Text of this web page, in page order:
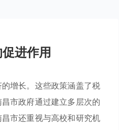
进作用
增长。这些政策涵盖了税
市政府通过建立多层次的
市还重视与高校和研究机